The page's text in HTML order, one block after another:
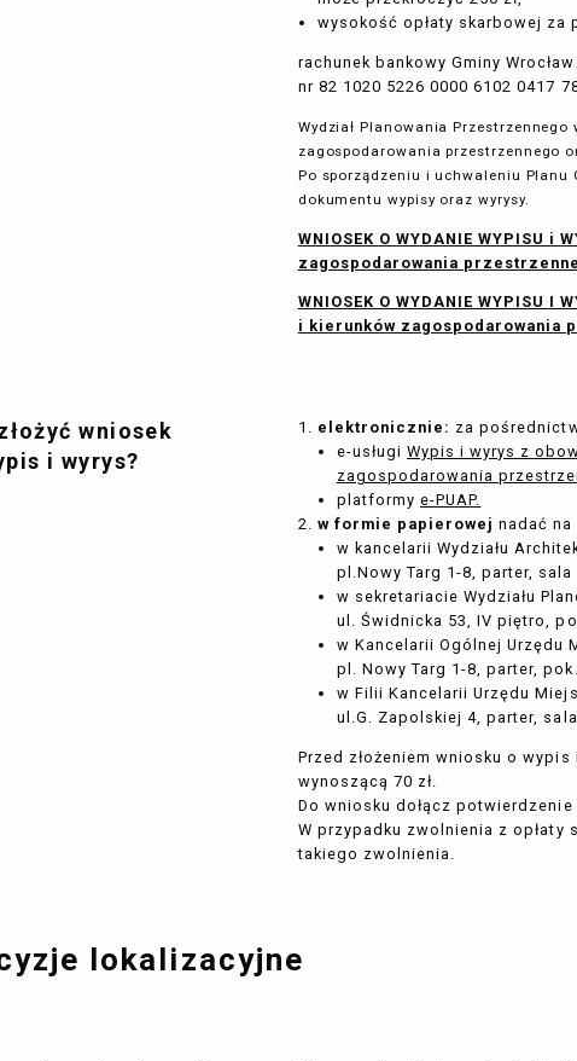
wysokość opłaty skarbowej za
rachunek bankowy Gminy
nr 82 1020 5226 0000 6102 0417
Wydział Planowania
zagospodarowania przestrzennego
Po sporządzeniu i uchwaleniu Planu
dokumentu wypisy oraz wyrysy.
WNIOSEK O WYDANIE WYPISU
zagospodarowania
WNIOSEK O WYDANIE WYPISU I
i kierunków zagospodarowania
wniosek
i wyrys?
elektronicznie: za
e-usługiWypis i wyrys z
zagospodarowania
platformye-PUAP.
w formie papierowej nadać na
w kancelarii Wydziału
pl.Nowy Targ 1-8, parter,
w sekretariacie Wydziału
ul. Świdnicka 53, IV piętro,
w Kancelarii Ogólnej Urzędu
pl. Nowy Targ 1-8, parter,
w Filii Kancelarii Urzędu
ul.G. Zapolskiej 4, parter,
Przed złożeniem wniosku o
wynoszącą 70 zł.
Do wniosku dołącz potwierdzenie
W przypadku zwolnienia z opłaty
takiego zwolnienia.
lokalizacyjne